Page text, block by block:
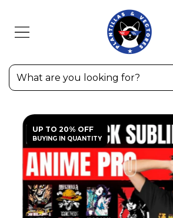
UP TO 20% OFF
BUYING IN QUANTITY